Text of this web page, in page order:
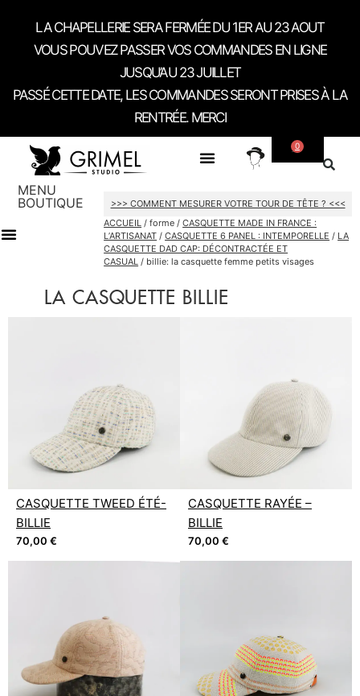
LA CHAPELLERIE SERA FERMÉE DU 1ER AU 23 AOUT
VOUS POUVEZ PASSER VOS COMMANDES EN LIGNE
JUSQU’AU 23 JUILLET
PASSÉ CETTE DATE, LES COMMANDES SERONT PRISES À LA
RENTRÉE. MERCI
0
MENU
BOUTIQUE
>>> COMMENT MESURER VOTRE TOUR DE TÊTE ? <<<
ACCUEIL / forme /CASQUETTE MADE IN FRANCE :
L’ARTISANAT /CASQUETTE 6 PANEL : INTEMPORELLE / LA
CASQUETTE DAD CAP: DÉCONTRACTÉE ET
CASUAL / billie: la casquette femme petits visages
LA CASQUETTE BILLIE
CASQUETTE TWEED ÉTÉ-
BILLIE
70,00 €
CASQUETTE RAYÉE –
BILLIE
70,00 €